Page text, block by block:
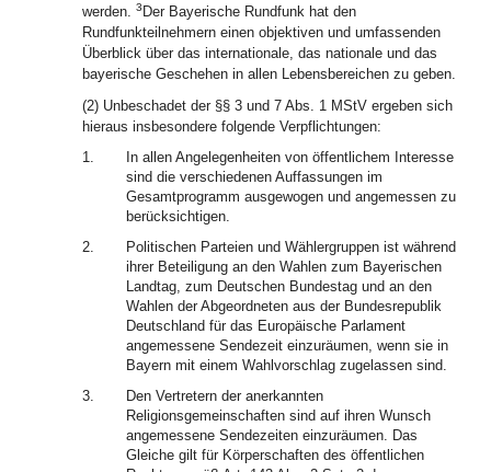
werden. 3 Der Bayerische Rundfunk hat den
Rundfunkteilnehmern einen objektiven und umfassenden
Überblick über das internationale, das nationale und das
bayerische Geschehen in allen Lebensbereichen zu geben.
(2) Unbeschadet der §§ 3 und 7 Abs. 1 MStV ergeben sich
hieraus insbesondere folgende Verpflichtungen:
1.
In allen Angelegenheiten von öffentlichem Interesse
sind die verschiedenen Auffassungen im
Gesamtprogramm ausgewogen und angemessen zu
berücksichtigen.
2.
Politischen Parteien und Wählergruppen ist während
ihrer Beteiligung an den Wahlen zum Bayerischen
Landtag, zum Deutschen Bundestag und an den
Wahlen der Abgeordneten aus der Bundesrepublik
Deutschland für das Europäische Parlament
angemessene Sendezeit einzuräumen, wenn sie in
Bayern mit einem Wahlvorschlag zugelassen sind.
3.
Den Vertretern der anerkannten
Religionsgemeinschaften sind auf ihren Wunsch
angemessene Sendezeiten einzuräumen. Das
Gleiche gilt für Körperschaften des öffentlichen